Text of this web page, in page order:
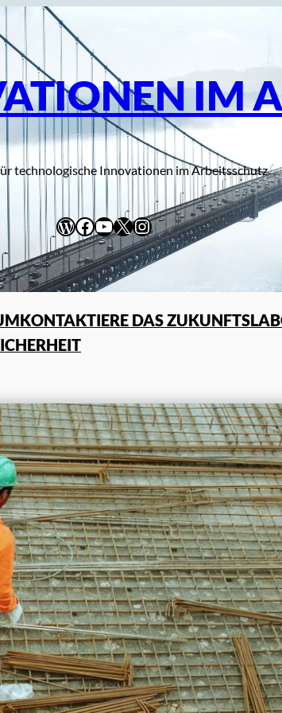
IM
technologische Innovationen im Arbeitsschutz
WordPress
Facebook
YouTube
X Instagram
KONTAKTIERE DAS